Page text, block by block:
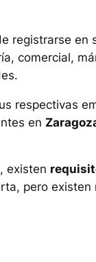
registrarse en
comercial,
respectivas
en
existen
pero existen